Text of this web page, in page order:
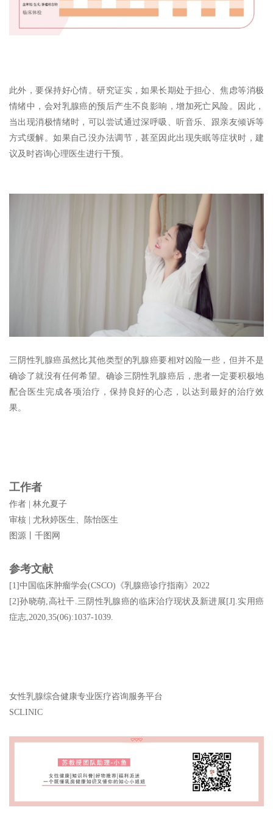
此外，要保持好心情。研究证实，如果长期处于担心、焦虑等消极
情绪中，会对乳腺癌的预后产生不良影响，增加死亡风险。因此，
当出现消极情绪时，可以尝试通过深呼吸、听音乐、跟亲友倾诉等
方式缓解。如果自己没办法调节，甚至因此出现失眠等症状时，建
议及时咨询心理医生进行干预。
三阴性乳腺癌虽然比其他类型的乳腺癌要相对凶险一些，但并不是
确诊了就没有任何希望。确诊三阴性乳腺癌后，患者一定要积极地
配合医生完成各项治疗，保持良好的心态，以达到最好的治疗效
果。
工作者
作者 | 林允夏子
审核 | 尤秋婷医生、陈怡医生
图源丨千图网
参考文献
[1]中国临床肿瘤学会(CSCO)《乳腺癌诊疗指南》2022
[2]孙晓萌,高社干.三阴性乳腺癌的临床治疗现状及新进展[J].实用癌
症志,2020,35(06):1037-1039.
女性乳腺综合健康专业医疗咨询服务平台
SCLINIC